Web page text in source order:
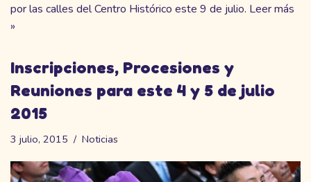
por las calles del Centro Histórico este 9 de julio. Leer más
»
Inscripciones, Procesiones y
Reuniones para este 4 y 5 de julio
2015
3 julio, 2015 Noticias